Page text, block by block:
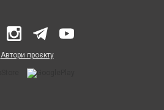
Автори проєкту